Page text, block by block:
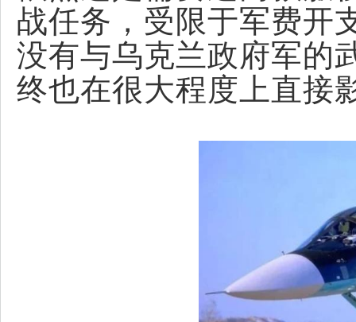
战任务，受限于军费开
没有与乌克兰政府军的
终也在很大程度上直接